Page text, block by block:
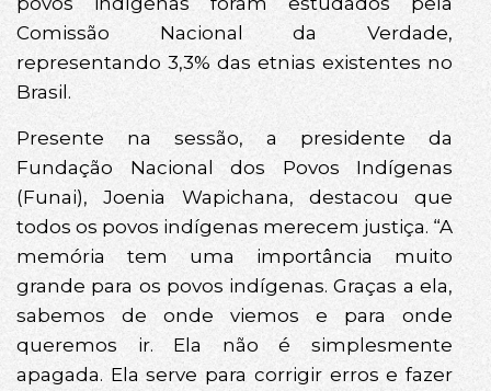
Comissão Nacional da Verdade,
representando 3,3% das etnias existentes no
Brasil.
Presente na sessão, a presidente da
Fundação Nacional dos Povos Indígenas
(Funai), Joenia Wapichana, destacou que
todos os povos indígenas merecem justiça. “A
memória tem uma importância muito
grande para os povos indígenas. Graças a ela,
sabemos de onde viemos e para onde
queremos ir. Ela não é simplesmente
apagada. Ela serve para corrigir erros e fazer